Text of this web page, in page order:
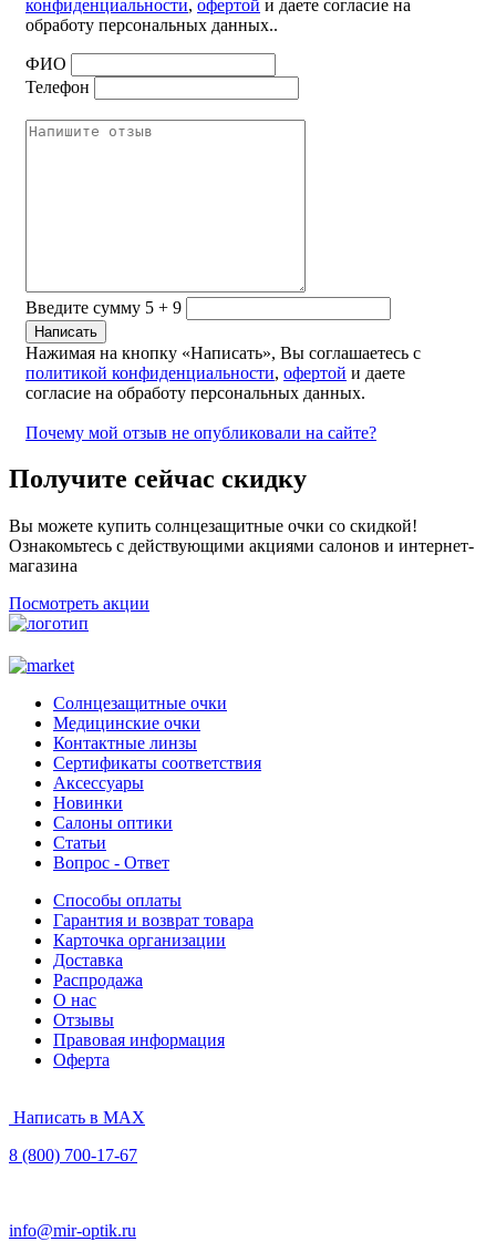
конфиденциальности, офертой и даете согласие на
обработу персональных данных..
ФИО
Телефон
Введите сумму 5 + 9
Нажимая на кнопку «Написать», Вы соглашаетесь с
политикой конфиденциальности, офертой и даете
согласие на обработу персональных данных.
Почему мой отзыв не опубликовали на сайте?
Получите сейчас скидку
Вы можете купить солнцезащитные очки со скидкой!
Ознакомьтесь с действующими акциями салонов и интернет-
магазина
Посмотреть акции
Солнцезащитные очки
Медицинские очки
Контактные линзы
Сертификаты соответствия
Аксессуары
Новинки
Салоны оптики
Статьи
Вопрос - Ответ
Способы оплаты
Гарантия и возврат товара
Карточка организации
Доставка
Распродажа
О нас
Отзывы
Правовая информация
Оферта
Написать в MAX
8 (800) 700-17-67
info@mir-optik.ru